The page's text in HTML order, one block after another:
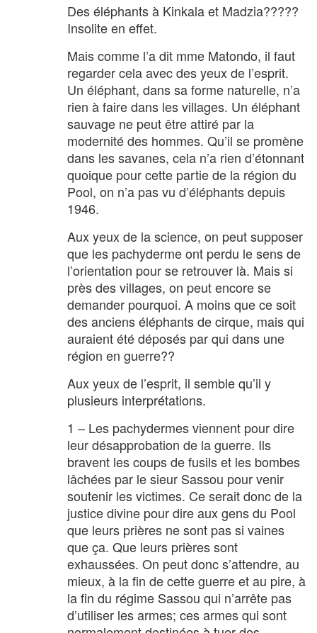
Des éléphants à Kinkala et Madzia?????
Insolite en effet.
Mais comme l’a dit mme Matondo, il faut
regarder cela avec des yeux de l’esprit.
Un éléphant, dans sa forme naturelle, n’a
rien à faire dans les villages. Un éléphant
sauvage ne peut être attiré par la
modernité des hommes. Qu’il se promène
dans les savanes, cela n’a rien d’étonnant
quoique pour cette partie de la région du
Pool, on n’a pas vu d’éléphants depuis
1946.
Aux yeux de la science, on peut supposer
que les pachyderme ont perdu le sens de
l’orientation pour se retrouver là. Mais si
près des villages, on peut encore se
demander pourquoi. A moins que ce soit
des anciens éléphants de cirque, mais qui
auraient été déposés par qui dans une
région en guerre??
Aux yeux de l’esprit, il semble qu’il y
plusieurs interprétations.
1 – Les pachydermes viennent pour dire
leur désapprobation de la guerre. Ils
bravent les coups de fusils et les bombes
lâchées par le sieur Sassou pour venir
soutenir les victimes. Ce serait donc de la
justice divine pour dire aux gens du Pool
que leurs prières ne sont pas si vaines
que ça. Que leurs prières sont
exhaussées. On peut donc s’attendre, au
mieux, à la fin de cette guerre et au pire, à
la fin du régime Sassou qui n’arrête pas
d’utiliser les armes; ces armes qui sont